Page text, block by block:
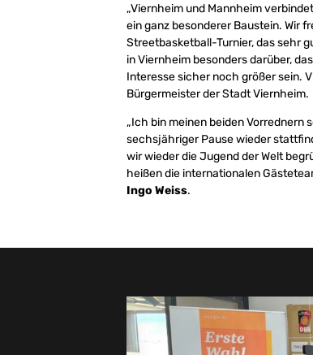
„Viernheim und Mannheim
ein ganz besonderer Baustein. Wir
Streetbasketball-Turnier, das sehr
in Viernheim besonders darüber,
Interesse sicher noch größer sein.
Bürgermeister der Stadt Viernheim.
„Ich bin meinen beiden Vorrednern
sechsjähriger Pause wieder
wir wieder die Jugend der Welt
heißen die internationalen
Ingo Weiss.